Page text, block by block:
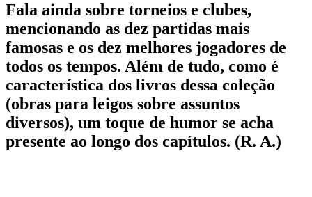
Fala ainda sobre torneios e clubes,
mencionando as dez partidas mais
famosas e os dez melhores jogadores de
todos os tempos. Além de tudo, como é
característica dos livros dessa coleção
(obras para leigos sobre assuntos
diversos), um toque de humor se acha
presente ao longo dos capítulos. (R. A.)